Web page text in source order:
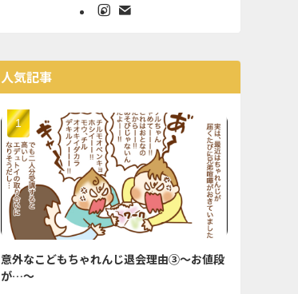
人気記事
意外なこどもちゃれんじ退会理由③〜お値段
が…〜